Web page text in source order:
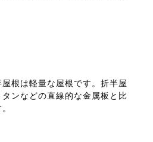
根は軽量な屋根です。折半屋
ンなどの直線的な金属板と比